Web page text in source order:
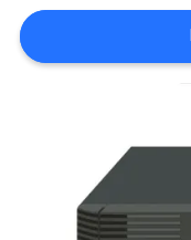
MAPA
POLÍTICA